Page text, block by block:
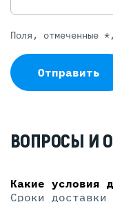
Поля, отмеченные
Отправить
ВОПРОСЫ И
Какие условия
Сроки